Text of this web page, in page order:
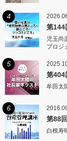
4
第144
児玉尚
プロ
5
第404
牟田太
6
第88
白根寿